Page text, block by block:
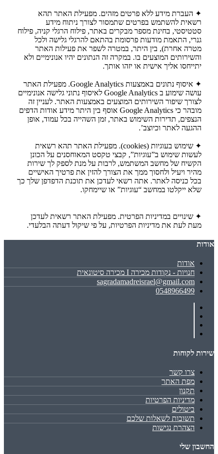
✦ העברת מידע ללא פרטים מזהים. מפעילת האתר תהא
רשאית להשתמש בפרטים שתמסור לצורך ניתוח מידע
סטטיסטי, בחינת מספר מבקרים באתר, פילוח הרגלי קניה, פילוח
גנרי, התאמת מודעות פרסומת בהתאם להרגלי גלישה ולכל
מטרה אחרת), בין היתר, במטרה לשפר את פעילות האתר
והשירותים המוצעים בו. במקרה זה הנתונים יהיו אנונימיים ולא
יתייחסו אליך אישית או יזהו אותך.
✦ איסוף נתונים באמצעות Google Analytics. מפעילת האתר
עושה שימוע ב Google Analytics לאיסוף נתוני גלישה אנונימיים
לצורך שיפור השירותים המוצעים באמצעות האתר. לעניין זה
מובהר כי Google Analytics אוסף בין היתר מידע אודות הדפים
הנצפים, תדירות השימוש באתר, זמן השהייה בכל עמוד, אופן
ההגעה לאתר וכיוצב’.
✦ שימוש בעוגיות (cookies). מפעילת האתר תהא רשאית
לעשות שימוש ב”עוגיות”, קבצי טקסט המאוחסנים על הכונן
הקשיח של מחשב המשתמש, לרבות על מנת לספק לך שירות
מהיר ויעיל ולחסוך ממך את הצורך להזין את פרטיך האישיים
בכל כניסה לאתר. אתה רשאי לעדכן את תוכנת הדפדפן שלך כך
שלא ייקלטו במחשב “עוגיות” או שיימחקו.
✦ שינויים במדיניות הפרטית. מפעילת האתר רשאית לעדכן
מעת לעת את מדיניות הפרטיות, על פי שיקול דעתה הבלעדי.
אודות
אודות
חנויות - נקודות מכירה I מכירה סיטונאית
sagradamadreisrael@gmail.com
0548966499
שירות לקוחות
צרו קשר
מפת האתר
תקנון
מדיניות הפרטיות
ביטולים
תשובות לשאלות שלכם
הצהרת נגישות
החשבון שלי